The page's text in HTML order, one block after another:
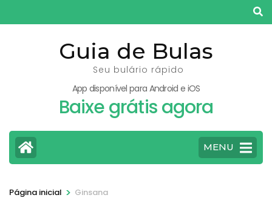
para
Guia de Bulas
Seu bulário rápido
App disponível para Android e iOS
Baixe grátis agora
MENU
Página inicial > Ginsana